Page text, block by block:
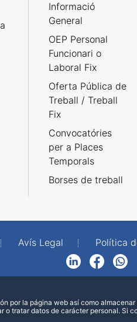
Informació
General
OEP Personal
Funcionari o
Laboral Fix
Oferta Pública de
Treball / Treball
Fix
Convocatóries
per a Places
Temporals
Borses de treball
Avís Legal Política
FacebookWhatsApp
por la página web así como
o tratar datos de carácter personal. Si